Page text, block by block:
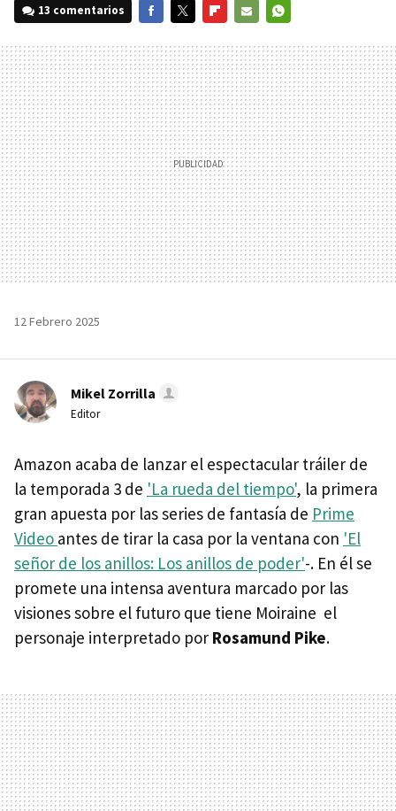
13 comentarios
MAIL
12 Febrero 2025
Mikel Zorrilla
Editor
Amazon acaba de lanzar el espectacular tráiler de
la temporada 3 de 'La rueda del tiempo', la primera
gran apuesta por las series de fantasía de Prime
Video antes de tirar la casa por la ventana con 'El
señor de los anillos: Los anillos de poder'-. En él se
promete una intensa aventura marcado por las
visiones sobre el futuro que tiene Moiraine el
personaje interpretado por Rosamund Pike.